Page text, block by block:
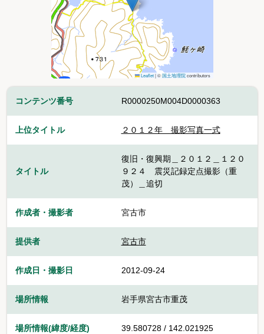
Leaflet |©国土地理院contributors
コンテンツ番号 R0000250M004D0000363
上位タイトル ２０１２年 撮影写真一式
タイトル
復旧・復興期＿２０１２＿１２０
９２４ 震災記録定点撮影（重
茂）＿追切
作成者・撮影者 宮古市
提供者 宮古市
作成日・撮影日 2012-09-24
場所情報 岩手県宮古市重茂
場所情報(緯度/経度) 39.580728 / 142.021925